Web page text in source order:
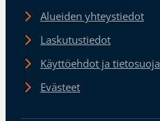
Alueiden yhteystiedot
Laskutustiedot
Käyttöehdot ja tietosuoja
Evästeet